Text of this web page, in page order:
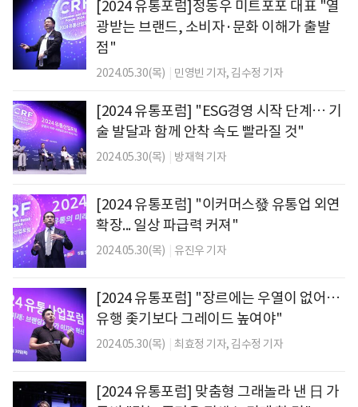
[2024 유통포럼]정동우 미트포포 대표 "열
광받는 브랜드, 소비자·문화 이해가 출발
점"
2024.05.30(목) 민영빈 기자, 김수정 기자
[2024 유통포럼] "ESG경영 시작 단계… 기
술 발달과 함께 안착 속도 빨라질 것"
2024.05.30(목) 방재혁 기자
[2024 유통포럼] "이커머스發 유통업 외연
확장... 일상 파급력 커져"
2024.05.30(목) 유진우 기자
[2024 유통포럼] "장르에는 우열이 없어…
유행 좇기보다 그레이드 높여야"
2024.05.30(목) 최효정 기자, 김수정 기자
[2024 유통포럼] 맞춤형 그래놀라 낸 日 가